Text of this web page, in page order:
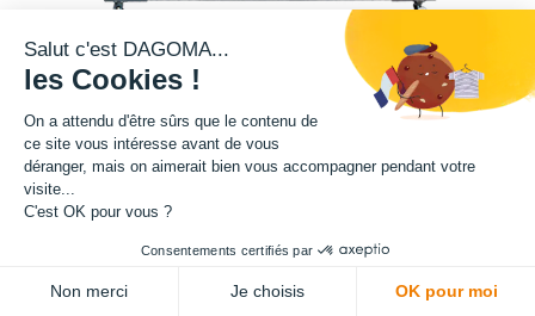
Notre rack polyvalent vous permet de ranger et d'organiser jusqu'à 4
imprimantes 3D, offrant ainsi une solution pratique pour optimiser votre
espace de travail. Vous gagnerez en efficacité en ayant toutes vos
imprimantes regroupées au même endroit, prêtes à être utilisées
lorsque vous en avez besoin. Avec une gestion des accessoires et des
câbles facilitées, vous vous assurez un environnement de travail
Salut c'est DAGOMA...
les Cookies !
On a attendu d'être sûrs que le contenu de
ce site vous intéresse avant de vous
déranger, mais on aimerait bien vous accompagner pendant votre
visite...
C'est OK pour vous ?
Consentements certifiés par
Non merci Je choisis OK pour moi